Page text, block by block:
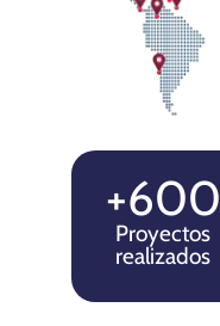
+600
Proyectos
realizados